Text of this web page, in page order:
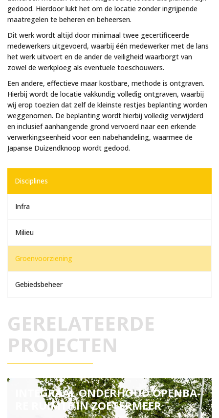
gedood. Hierdoor lukt het om de locatie zonder ingrijpende
maatregelen te beheren en beheersen.
Dit werk wordt altijd door minimaal twee gecertificeerde
medewerkers uitgevoerd, waarbij één medewerker met de lans
het werk uitvoert en de ander de veiligheid waarborgt van
zowel de werkploeg als eventuele toeschouwers.
Een andere, effectieve maar kostbare, methode is ontgraven.
Hierbij wordt de locatie vakkundig volledig ontgraven, waarbij
wij erop toezien dat zelf de kleinste restjes beplanting worden
weggenomen. De beplanting wordt hierbij volledig verwijderd
en inclusief aanhangende grond vervoerd naar een erkende
verwerkingseenheid voor een nabehandeling, waarmee de
Japanse Duizendknoop wordt gedood.
Disciplines
Infra
Milieu
Groenvoorziening
Gebiedsbeheer
GERELATEERDE
PROJECTEN
IN­TE­GRAAL ON­DER­HOUD OPEN­BA­
RE RUIM­TE IN ZOE­TER­MEER